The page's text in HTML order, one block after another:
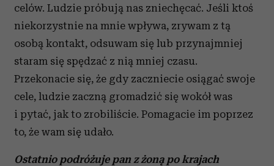
otrzymanymi od Ciebie lub uzyskanymi podczas
korzystania z ich usług.
celów. Ludzie próbują nas zniechęcać. Jeśli ktoś
niekorzystnie na mnie wpływa, zrywam z tą
osobą kontakt, odsuwam się lub przynajmniej
staram się spędzać z nią mniej czasu.
Przekonacie się, że gdy zaczniecie osiągać swoje
cele, ludzie zaczną gromadzić się wokół was
i pytać, jak to zrobiliście. Pomagacie im poprzez
to, że wam się udało.
Ostatnio podróżuje pan z żoną po krajach